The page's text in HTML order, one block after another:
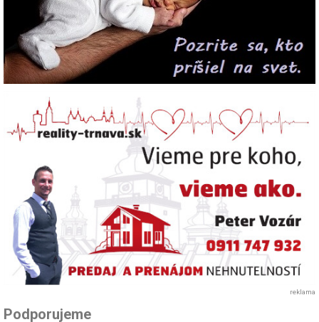
reklama
Podporujeme